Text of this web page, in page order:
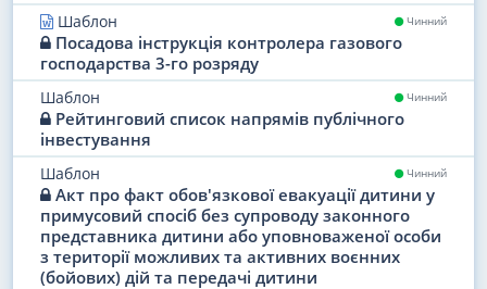
Пенсії, соціальні виплати
Галузі економіки
Митниця та ЗЕД
Міжнародні відносини
Безпека бізнесу. Комплаєнс
Адвокатура. Нотаріат. Юстиція
Чинний
Шаблон
Посадова інструкція контролера газового
господарства 3-го розряду
Чинний
Шаблон
Рейтинговий список напрямів публічного
інвестування
Чинний
Шаблон
Акт про факт обов'язкової евакуації дитини у
примусовий спосіб без супроводу законного
представника дитини або уповноваженої особи
з території можливих та активних воєнних
(бойових) дій та передачі дитини